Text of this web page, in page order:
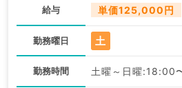
給与 単価125,000円
勤務曜日 土
勤務時間 土曜～日曜:18:00